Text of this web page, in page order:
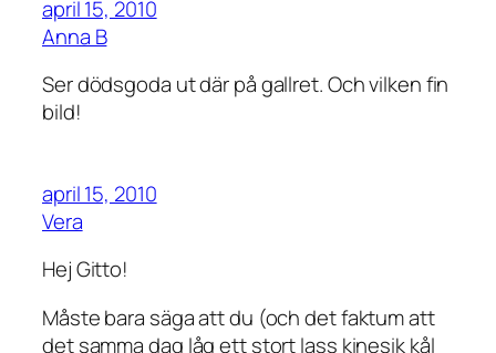
april 15, 2010
Anna B
Ser dödsgoda ut där på gallret. Och vilken fin
bild!
april 15, 2010
Vera
Hej Gitto!
Måste bara säga att du (och det faktum att
det samma dag låg ett stort lass kinesik kål